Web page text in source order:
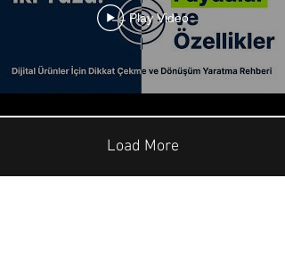
Play Video
Load More